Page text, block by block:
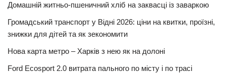
Домашній житньо-пшеничний хліб на заквасці із заваркою
Громадський транспорт у Відні 2026: ціни на квитки, проїзні,
знижки для дітей та як зекономити
Нова карта метро – Харків з нею як на долоні
Ford Ecosport 2.0 витрата пального по місту і по трасі